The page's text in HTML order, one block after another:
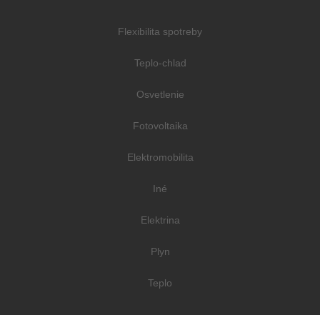
Flexibilita spotreby
Teplo-chlad
Osvetlenie
Fotovoltaika
Elektromobilita
Iné
Elektrina
Plyn
Teplo